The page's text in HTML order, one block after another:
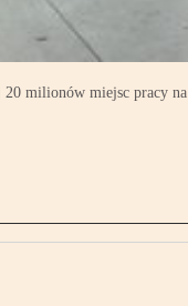
milionów miejsc pracy